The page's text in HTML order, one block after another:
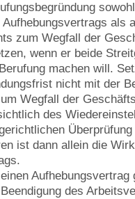
als
zum Wegfall der
wenn er beide
machen will.
nicht mit der
Wegfall der
des
ist dann allein die
des